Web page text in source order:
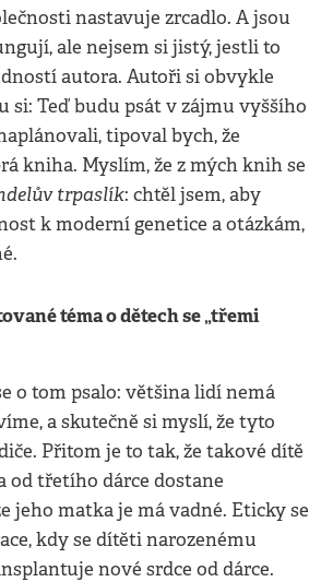
nastavuje zrcadlo. A jsou
ale nejsem si jistý, jestli to
autora. Autoři si obvykle
si: Teď budu psát v zájmu vyššího
tipoval bych, že
kniha. Myslím, že z mých knih se
trpaslík: chtěl jsem, aby
k moderní genetice a otázkám,
téma o dětech se „třemi
o tom psalo: většina lidí nemá
a skutečně si myslí, že tyto
Přitom je to tak, že takové dítě
od třetího dárce dostane
jeho matka je má vadné. Eticky se
kdy se dítěti narozenému
nové srdce od dárce.